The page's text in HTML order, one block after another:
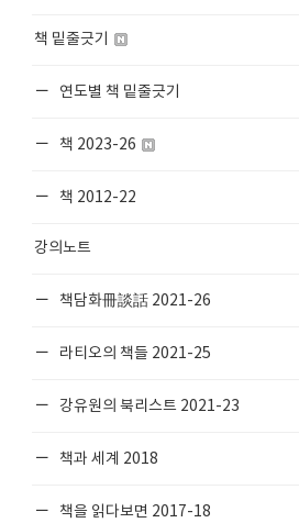
책 밑줄긋기
연도별 책 밑줄긋기
책 2023-26
책 2012-22
강의노트
책담화冊談話 2021-26
라티오의 책들 2021-25
강유원의 북리스트 2021-23
책과 세계 2018
책을 읽다보면 2017-18